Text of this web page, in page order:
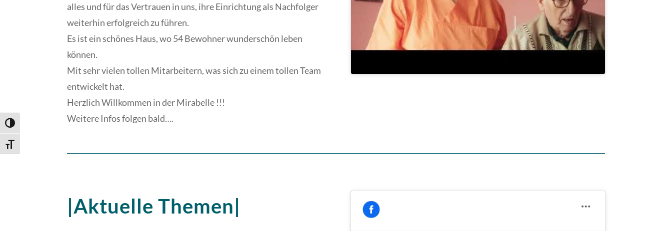
Umschalten auf hohe Kontraste
Schrift vergrößern
alles und für das Vertrauen in uns, ihre Einrichtung als Nachfolger
weiterhin erfolgreich zu führen.
Es ist ein schönes Haus, wo 54 Bewohner wunderschön leben
können.
Mit sehr vielen tollen Mitarbeitern, was sich zu einem tollen Team
entwickelt hat.
Herzlich Willkommen in der Mirabelle !!!
Weitere Infos folgen bald….
|Aktuelle Themen|